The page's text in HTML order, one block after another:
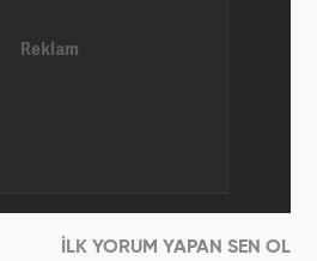
İLK YORUM YAPAN SEN OL